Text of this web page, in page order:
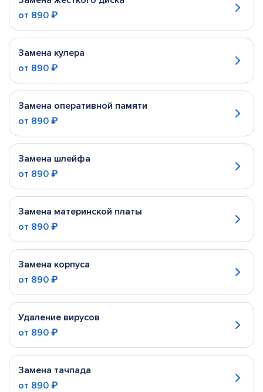
от 890 ₽
Замена кулера
от 890 ₽
Замена оперативной памяти
от 890 ₽
Замена шлейфа
от 890 ₽
Замена материнской платы
от 890 ₽
Замена корпуса
от 890 ₽
Удаление вирусов
от 890 ₽
Замена тачпада
от 890 ₽